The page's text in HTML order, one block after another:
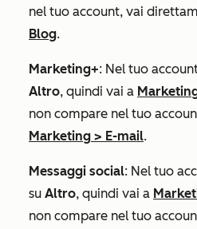
nel tuo account, vai
Blog.
Marketing+: Nel tuo
Altro, quindi vai a
non compare nel tuo
Marketing > E-mail.
Messaggi social: Nel tuo
su Altro, quindi vai a
non compare nel tuo